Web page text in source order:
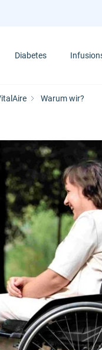
Diabetes
Warum wir?